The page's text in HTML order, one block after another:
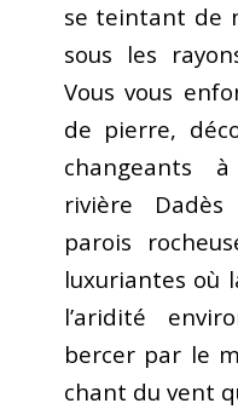
se teintant de
sous les
Vous vous
de pierre,
changeants
rivière
parois
luxuriantes où
l’aridité
bercer par le
chant du vent